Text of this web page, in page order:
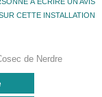
CETTE INSTALLATION
de Nerdre